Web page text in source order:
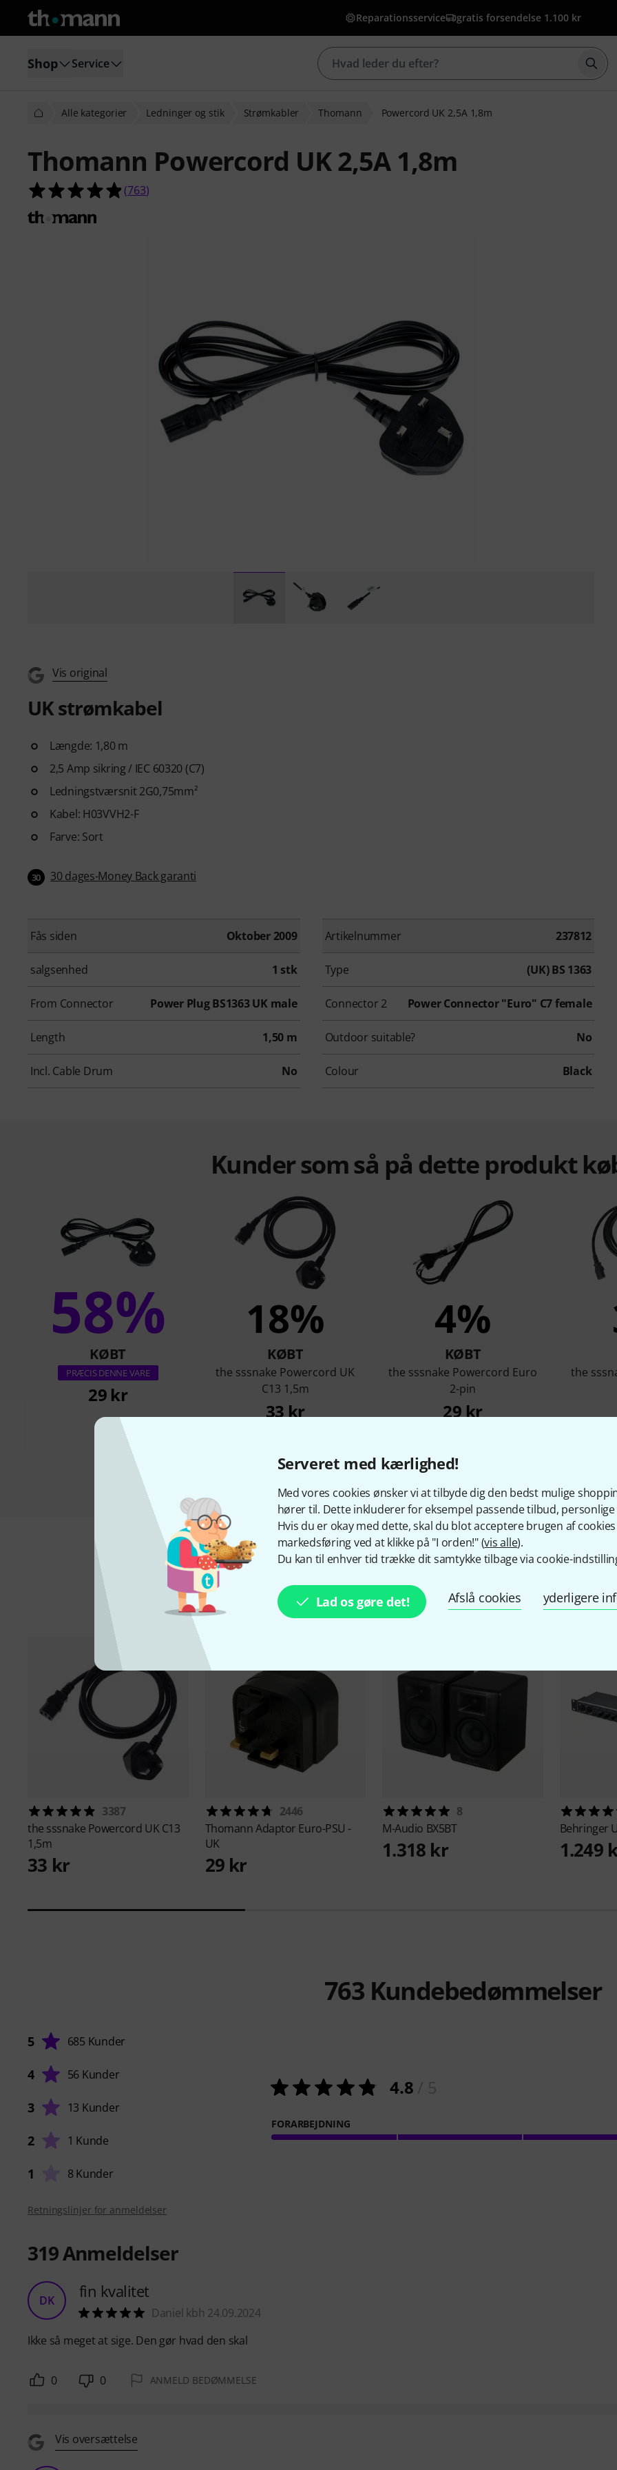
Serveret med kærlighed!
Med vores cookies ønsker vi at tilbyde dig den bedst mulige
hører til. Dette inkluderer for eksempel passende tilbud,
Hvis du er okay med dette, skal du blot acceptere brugen af
markedsføring ved at klikke på "I orden!" (vis alle).
Du kan til enhver tid trække dit samtykke tilbage via cookie-
Lad os gøre det! Afslå cookies yderligere
Reparationsservice gratis forsendelse 1.100 kr
Shop Service
Alle kategorier Ledninger og stik Strømkabler Thomann Powercord UK 2,5A 1,8m
Thomann Powercord UK 2,5A 1,8m
4.8 ud af 5 stjerner fra 763 kundebedømmelser
(763)
Vis original
UK strømkabel
Længde: 1,80 m
2,5 Amp sikring / IEC 60320 (C7)
Ledningstværsnit 2G0,75mm²
Kabel: H03VVH2-F
Farve: Sort
30 30 dages-Money Back garanti
Fås siden Oktober 2009 Artikelnummer 237812
salgsenhed 1 stk Type (UK) BS 1363
From Connector Power Plug BS1363 UK male Connector 2 Power Connector "Euro" C7 female
Length 1,50 m Outdoor suitable? No
Incl. Cable Drum No Colour Black
Kunder som så på dette produkt
58%
KØBT
PRÆCIS DENNE VARE
29 kr
18%
KØBT
the sssnake Powercord UK
C13 1,5m
33 kr
4%
KØBT
the sssnake Powercord Euro
2-pin
29 kr
the
Sammenlign
Tilbehør og matchende
3387
the sssnake Powercord UK C13
1,5m
33 kr
2446
ThomannAdaptor Euro-PSU -
UK
29 kr
8
M-Audio BX5BT
1.318 kr
Behringer
1.249
763 Kundebedømmelser
5 685 Kunder
4 56 Kunder
3 13 Kunder
2 1 Kunde
1 8 Kunder
4.8
FORARBEJDNING
Retningslinjer for anmeldelser
319Anmeldelser
DK fin kvalitet
Daniel kbh 24.09.2024
Ikke så meget at sige. Den gør hvad den skal
0 0 ANMELD BEDØMMELSE
Vis oversættelse